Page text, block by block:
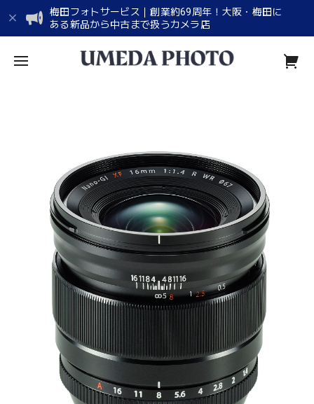
梅田フォトサービス｜創業約69周年！大阪・梅田に
ある新品から中古まで扱うカメラ店